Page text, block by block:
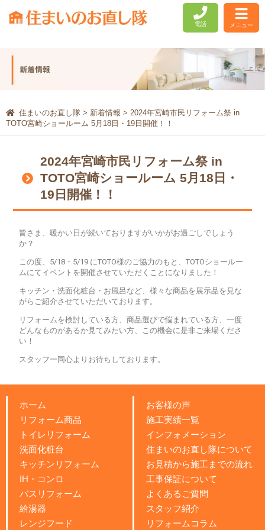
電話 メニュー
住まいのお直し隊> 新着情報 > 2024年宮崎市民リフォーム祭 in
TOTO宮崎ショールーム 5月18日・19日開催！！
2024年宮崎市民リフォーム祭 in
TOTO宮崎ショールーム 5月18日・
19日開催！！
皆さま、暖かい日が続いておりますがいかがお過ごしでしょう
か？
この度、5/18・5/19 にTOTO様のご協力のもと、TOTOショールー
ムにてイベントを開催させていただくことになりました！
キッチン・洗面化粧台・お風呂など、様々な商品を展示品を見な
がらご紹介させていただいております。
リフォームを検討している方、商品選びで悩まれている方、一度
どんなものがあるか見てみたい方、この機会に是非ご来場くださ
い！
スタッフ一同心よりお待ちしております。
ホーム
リフォーム商品
トイレリフォーム
洗面化粧台
キッチンリフォーム
IH・コンロ
バスリフォーム
給湯器
レンジフード
お客様の声
施工実績一覧
インフォメーション
住まいのお直し隊について
お見積から施工までの流れ
工事保証について
よくあるご質問
スタッフ紹介
リフォームコラム